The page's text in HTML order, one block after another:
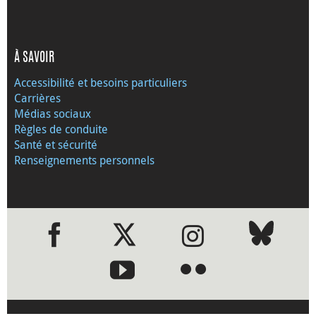
À SAVOIR
Accessibilité et besoins particuliers
Carrières
Médias sociaux
Règles de conduite
Santé et sécurité
Renseignements personnels
●●